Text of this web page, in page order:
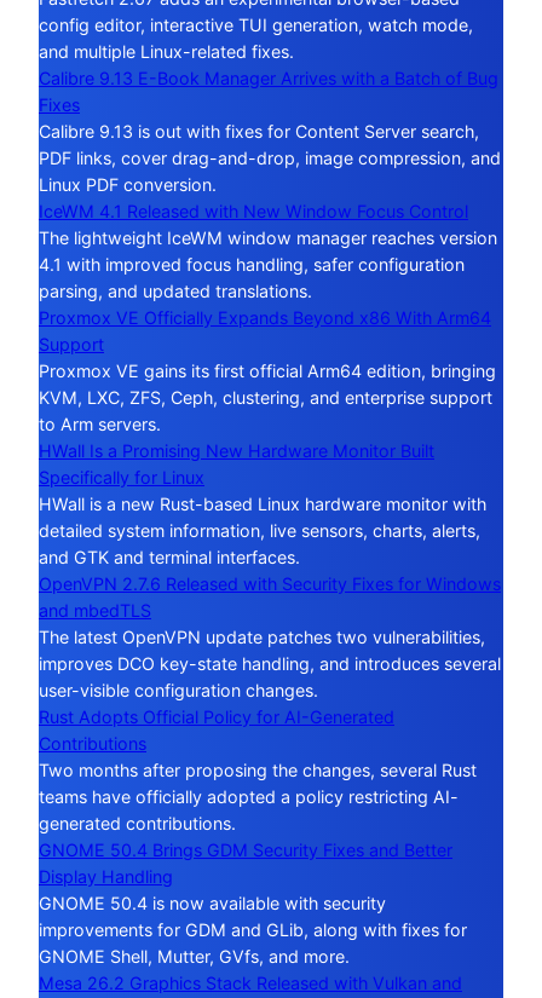
config editor, interactive TUI generation, watch mode,
and multiple Linux-related fixes.
Calibre 9.13 E-Book Manager Arrives with a Batch of Bug
Fixes
Calibre 9.13 is out with fixes for Content Server search,
PDF links, cover drag-and-drop, image compression, and
Linux PDF conversion.
IceWM 4.1 Released with New Window Focus Control
The lightweight IceWM window manager reaches version
4.1 with improved focus handling, safer configuration
parsing, and updated translations.
Proxmox VE Officially Expands Beyond x86 With Arm64
Support
Proxmox VE gains its first official Arm64 edition, bringing
KVM, LXC, ZFS, Ceph, clustering, and enterprise support
to Arm servers.
HWall Is a Promising New Hardware Monitor Built
Specifically for Linux
HWall is a new Rust-based Linux hardware monitor with
detailed system information, live sensors, charts, alerts,
and GTK and terminal interfaces.
OpenVPN 2.7.6 Released with Security Fixes for Windows
and mbedTLS
The latest OpenVPN update patches two vulnerabilities,
improves DCO key-state handling, and introduces several
user-visible configuration changes.
Rust Adopts Official Policy for AI-Generated
Contributions
Two months after proposing the changes, several Rust
teams have officially adopted a policy restricting AI-
generated contributions.
GNOME 50.4 Brings GDM Security Fixes and Better
Display Handling
GNOME 50.4 is now available with security
improvements for GDM and GLib, along with fixes for
GNOME Shell, Mutter, GVfs, and more.
Mesa 26.2 Graphics Stack Released with Vulkan and